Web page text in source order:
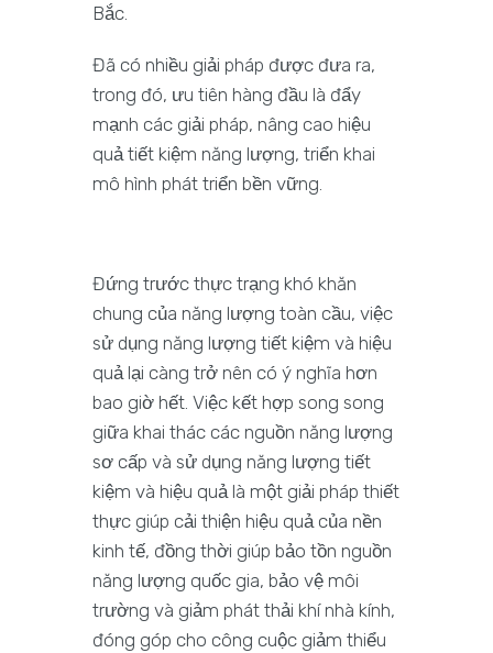
Bắc.
Đã có nhiều giải pháp được đưa ra,
trong đó, ưu tiên hàng đầu là đẩy
mạnh các giải pháp, nâng cao hiệu
quả tiết kiệm năng lượng, triển khai
mô hình phát triển bền vững.
Đứng trước thực trạng khó khăn
chung của năng lượng toàn cầu, việc
sử dụng năng lượng tiết kiệm và hiệu
quả lại càng trở nên có ý nghĩa hơn
bao giờ hết. Việc kết hợp song song
giữa khai thác các nguồn năng lượng
sơ cấp và sử dụng năng lượng tiết
kiệm và hiệu quả là một giải pháp thiết
thực giúp cải thiện hiệu quả của nền
kinh tế, đồng thời giúp bảo tồn nguồn
năng lượng quốc gia, bảo vệ môi
trường và giảm phát thải khí nhà kính,
đóng góp cho công cuộc giảm thiểu